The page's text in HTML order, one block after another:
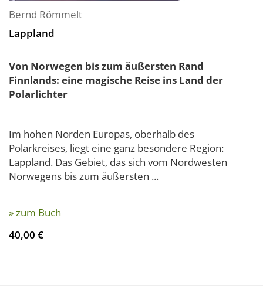
Bernd Römmelt
Lappland
Von Norwegen bis zum äußersten Rand
Finnlands: eine magische Reise ins Land der
Polarlichter
Im hohen Norden Europas, oberhalb des
Polarkreises, liegt eine ganz besondere Region:
Lappland. Das Gebiet, das sich vom Nordwesten
Norwegens bis zum äußersten ...
» zum Buch
40,00 €